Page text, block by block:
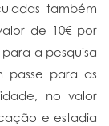
também
de 10€ por
para a pesquisa
passe para as
no valor
e estadia